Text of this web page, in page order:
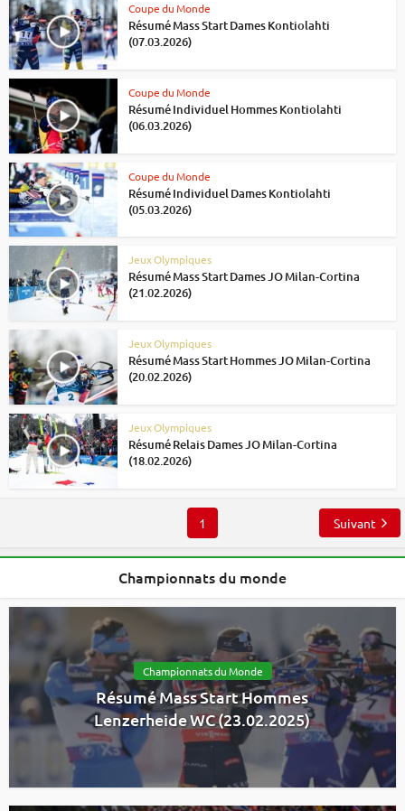
Coupe du Monde
Résumé Mass Start Dames Kontiolahti
(07.03.2026)
Coupe du Monde
Résumé Individuel Hommes Kontiolahti
(06.03.2026)
Coupe du Monde
Résumé Individuel Dames Kontiolahti
(05.03.2026)
Jeux Olympiques
Résumé Mass Start Dames JO Milan-Cortina
(21.02.2026)
Jeux Olympiques
Résumé Mass Start Hommes JO Milan-Cortina
(20.02.2026)
Jeux Olympiques
Résumé Relais Dames JO Milan-Cortina
(18.02.2026)
1 Suivant
Championnats du monde
Championnats du Monde
Résumé Mass Start Hommes
Lenzerheide WC (23.02.2025)